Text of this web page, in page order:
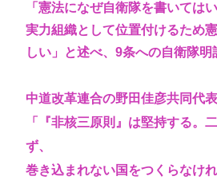
「憲法になぜ自衛隊を書いては
実力組織として位置付けるため
しい」と述べ、9条への自衛隊明
中道改革連合の野田佳彦共同代
「『非核三原則』は堅持する。
ず、
巻き込まれない国をつくらなけ